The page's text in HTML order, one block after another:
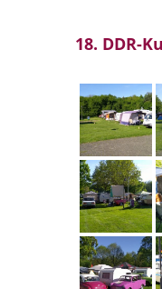
18. DDR-